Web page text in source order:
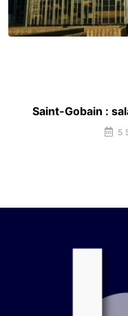
Saint-Gobain :
5